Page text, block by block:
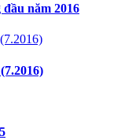
năm 2016